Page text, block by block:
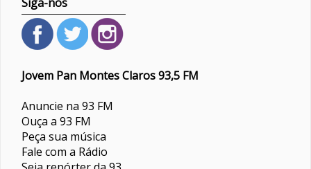
Jovem Pan Montes Claros 93,5 FM
Anuncie na 93 FM
Ouça a 93 FM
Peça sua música
Fale com a Rádio